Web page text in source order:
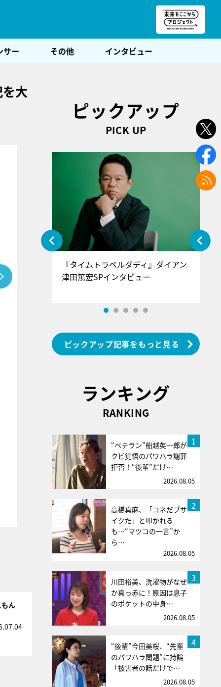
サー その他 インタビュー
大
ん
ピックアップ
PICK UP
』＝LOV
インタ
『タイムトラベルダディ』ダイアン
津田篤宏SPインタビュー
ピックアップ記事をもっと見る
ランキング
RANKING
1
“ベテラン”船越英一郎が
クビ覚悟のパワハラ謝罪
拒否！“後輩”だけ…
2026.08.05
2
高橋真麻、「コネだブサ
イクだ」と叩かれる
も…“マツコの一言”か
ら…
2026.08.05
3
川田裕美、洗濯物がなぜ
か真っ赤に！原因は息子
のポケットの中身…
2026.08.05
4
“後輩”今田美桜、“先輩
のパワハラ問題”に持論
「被害者の話だけで…
2026.08.05